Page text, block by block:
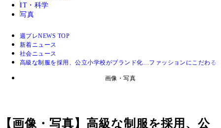
IT・科学
写真
週プレNEWS TOP
新着ニュース
社会ニュース
高級な制服を採用、公立小学校がブランド化…ファッションにこだわる
画像・写真
【画像・写真】高級な制服を採用、公